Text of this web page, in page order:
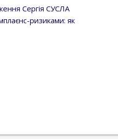
Сергія СУСЛА
ризиками: як